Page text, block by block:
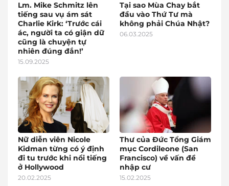
Lm. Mike Schmitz lên
tiếng sau vụ ám sát
Charlie Kirk: ‘Trước cái
ác, người ta có giận dữ
cũng là chuyện tự
nhiên đúng đắn!’
15.09.2025
Tại sao Mùa Chay bắt
đầu vào Thứ Tư mà
không phải Chúa Nhật?
06.03.2025
Nữ diễn viên Nicole
Kidman từng có ý định
đi tu trước khi nổi tiếng
ở Hollywood
20.02.2025
Thư của Đức Tổng Giám
mục Cordileone (San
Francisco) về vấn đề
nhập cư
15.02.2025